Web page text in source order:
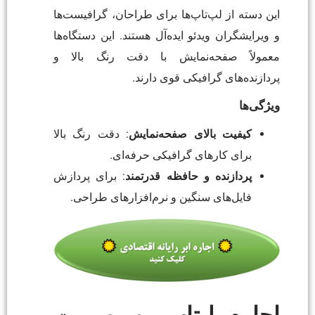
این دسته از لپ‌تاپ‌ها برای طراحان، گرافیست‌ها
و ویرایشگران ویدئو ایده‌آل هستند. این دستگاه‌ها
معمولاً صفحه‌نمایش با دقت رنگ بالا و
پردازنده‌های گرافیکی قوی دارند.
ویژگی‌ها
کیفیت بالای صفحه‌نمایش: دقت رنگ بالا
برای کارهای گرافیکی حرفه‌ای.
پردازنده و حافظه قدرتمند: برای پردازش
فایل‌های سنگین و نرم‌افزارهای طراحی.